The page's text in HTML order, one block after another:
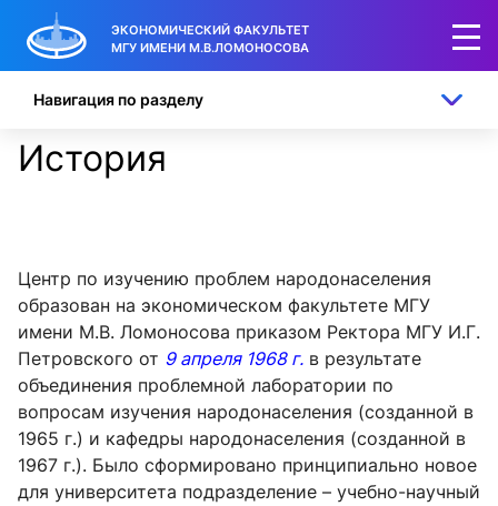
ЭКОНОМИЧЕСКИЙ ФАКУЛЬТЕТ
МГУ ИМЕНИ М.В.ЛОМОНОСОВА
История
Навигация по разделу
Центр по изучению проблем народонаселения
образован на экономическом факультете МГУ
имени М.В. Ломоносова приказом Ректора МГУ И.Г.
Петровского от 9 апреля 1968 г. в результате
объединения проблемной лаборатории по
вопросам изучения народонаселения (созданной в
1965 г.) и кафедры народонаселения (созданной в
1967 г.). Было сформировано принципиально новое
для университета подразделение – учебно-научный